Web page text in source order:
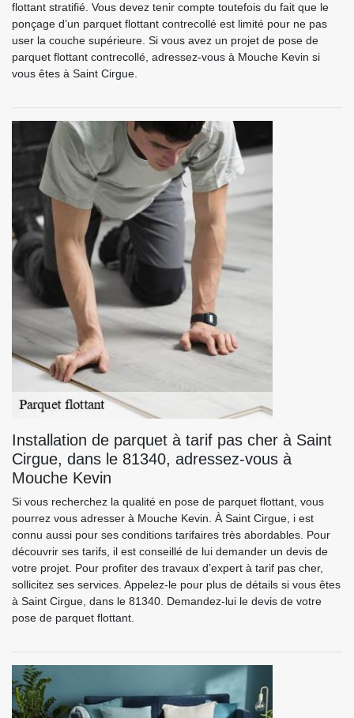
flottant stratifié. Vous devez tenir compte toutefois du fait que le
ponçage d’un parquet flottant contrecollé est limité pour ne pas
user la couche supérieure. Si vous avez un projet de pose de
parquet flottant contrecollé, adressez-vous à Mouche Kevin si
vous êtes à Saint Cirgue.
Installation de parquet à tarif pas cher à Saint
Cirgue, dans le 81340, adressez-vous à
Mouche Kevin
Si vous recherchez la qualité en pose de parquet flottant, vous
pourrez vous adresser à Mouche Kevin. À Saint Cirgue, i est
connu aussi pour ses conditions tarifaires très abordables. Pour
découvrir ses tarifs, il est conseillé de lui demander un devis de
votre projet. Pour profiter des travaux d’expert à tarif pas cher,
sollicitez ses services. Appelez-le pour plus de détails si vous êtes
à Saint Cirgue, dans le 81340. Demandez-lui le devis de votre
pose de parquet flottant.